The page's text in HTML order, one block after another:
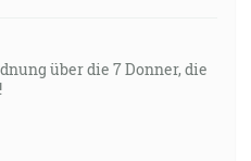
über die 7 Donner, die